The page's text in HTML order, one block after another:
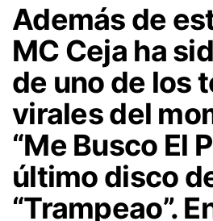
Además de
MC Ceja ha
de uno de los
virales del
“Me Busco El
último disco
“Trampeao”.